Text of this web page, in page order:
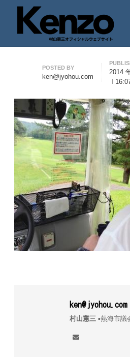
七転八起 – 村山憲三
村山憲三ウェブサイト
Author
POSTED BY
ken@jyohou.com
2014
ken@jyohou.com
村山憲三▪︎熱海市